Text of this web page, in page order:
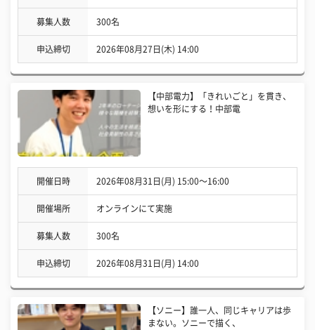
募集人数 300名
申込締切 2026年08月27日(木) 14:00
【中部電力】「きれいごと」を貫き、
想いを形にする！中部電
開催日時 2026年08月31日(月) 15:00〜16:00
開催場所 オンラインにて実施
募集人数 300名
申込締切 2026年08月31日(月) 14:00
【ソニー】誰一人、同じキャリアは歩
まない。ソニーで描く、